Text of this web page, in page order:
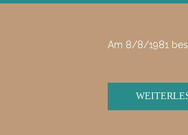
Am 8/8/1981